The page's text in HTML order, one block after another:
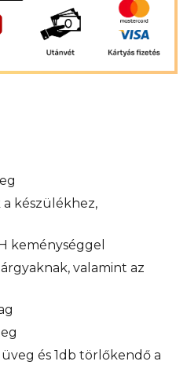
készülékhez,
keménységgel
valamint az
és 1db törlőkendő a